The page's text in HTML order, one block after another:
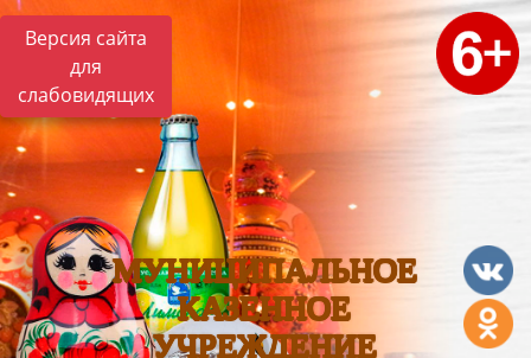
Версия сайта
для
слабовидящих
МУНИЦИПАЛЬНОЕ
КАЗЕННОЕ
УЧРЕЖДЕНИЕ